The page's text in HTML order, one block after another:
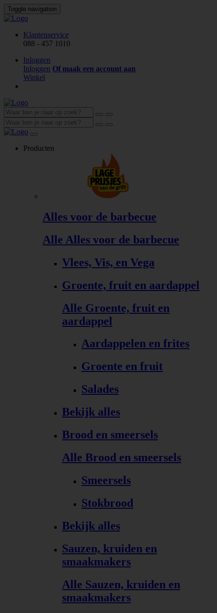
Toggle navigation
Klantenservice
088 - 457 1010
Inloggen
Inloggen Of maak een account aan
Winkel
Producten
Alles voor de barbecue
Alle Alles voor de barbecue
Vlees, Vis, en Vega
Groente, fruit en aardappel
Alle Groente, fruit en
aardappel
Aardappelen en frites
Groente en fruit
Salades
Bekijk alles
Brood en smeersels
Alle Brood en smeersels
Smeersels
Stokbrood
Bekijk alles
Sauzen, kruiden en
smaakmakers
Alle Sauzen, kruiden en
smaakmakers